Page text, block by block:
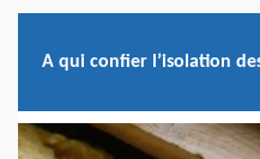
A qui confier l’isolation